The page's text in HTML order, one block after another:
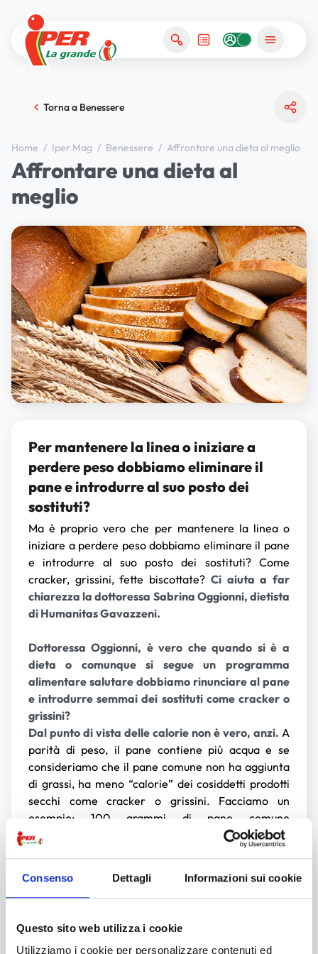
Consenso Dettagli Informazioni sui cookie
Questo sito web utilizza i cookie
Utilizziamo i cookie per personalizzare contenuti ed
Torna a Benessere
Home / Iper Mag / Benessere / Affrontare una dieta al meglio
Affrontare una dieta al
meglio
Per mantenere la linea o iniziare a
perdere peso dobbiamo eliminare il
pane e introdurre al suo posto dei
sostituti?
Ma è proprio vero che per mantenere la linea o
iniziare a perdere peso dobbiamo eliminare il pane
e introdurre al suo posto dei sostituti? Come
cracker, grissini, fette biscottate? Ci aiuta a far
chiarezza la dottoressa Sabrina Oggionni, dietista
di Humanitas Gavazzeni.
Dottoressa Oggionni, è vero che quando si è a
dieta o comunque si segue un programma
alimentare salutare dobbiamo rinunciare al pane
e introdurre semmai dei sostituti come cracker o
grissini?
Dal punto di vista delle calorie non è vero, anzi. A
parità di peso, il pane contiene più acqua e se
consideriamo che il pane comune non ha aggiunta
di grassi, ha meno “calorie” dei cosiddetti prodotti
secchi come cracker o grissini. Facciamo un
esempio: 100 grammi di pane comune
corrispondono a 270 Kcal, integrale 224Kcal, 100
grammi di cracker a 428 Kcal e 100 grammi di
Quindi. Se guardiamo le tabelle, i sostituti
ingrassano più del pane!